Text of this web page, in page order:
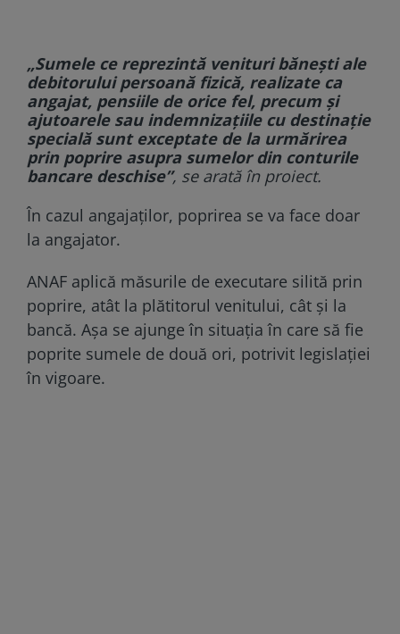
„Sumele ce reprezintă venituri băneşti ale
debitorului persoană fizică, realizate ca
angajat, pensiile de orice fel, precum şi
ajutoarele sau indemnizaţiile cu destinaţie
specială sunt exceptate de la urmărirea
prin poprire asupra sumelor din conturile
bancare deschise”, se arată în proiect.
În cazul angajaților, poprirea se va face doar
la angajator.
ANAF aplică măsurile de executare silită prin
poprire, atât la plătitorul venitului, cât și la
bancă. Așa se ajunge în situația în care să fie
poprite sumele de două ori, potrivit legislației
în vigoare.